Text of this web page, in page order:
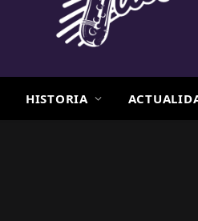
HISTORIA